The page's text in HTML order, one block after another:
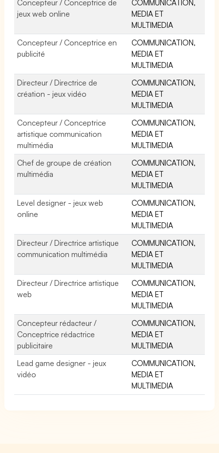
Concepteur / Conceptrice de
jeux web online
COMMUNICATION,
MEDIA ET
MULTIMEDIA
Concepteur / Conceptrice en
publicité
COMMUNICATION,
MEDIA ET
MULTIMEDIA
Directeur / Directrice de
création - jeux vidéo
COMMUNICATION,
MEDIA ET
MULTIMEDIA
Concepteur / Conceptrice
artistique communication
multimédia
COMMUNICATION,
MEDIA ET
MULTIMEDIA
Chef de groupe de création
multimédia
COMMUNICATION,
MEDIA ET
MULTIMEDIA
Level designer - jeux web
online
COMMUNICATION,
MEDIA ET
MULTIMEDIA
Directeur / Directrice artistique
communication multimédia
COMMUNICATION,
MEDIA ET
MULTIMEDIA
Directeur / Directrice artistique
web
COMMUNICATION,
MEDIA ET
MULTIMEDIA
Concepteur rédacteur /
Conceptrice rédactrice
publicitaire
COMMUNICATION,
MEDIA ET
MULTIMEDIA
Lead game designer - jeux
vidéo
COMMUNICATION,
MEDIA ET
MULTIMEDIA